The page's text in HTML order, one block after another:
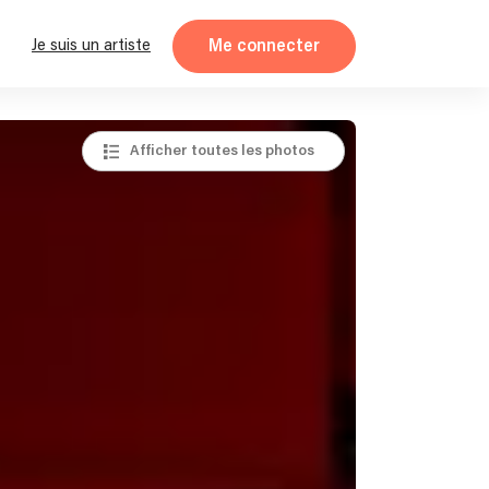
Je suis un artiste Me connecter
Afficher toutes les photos